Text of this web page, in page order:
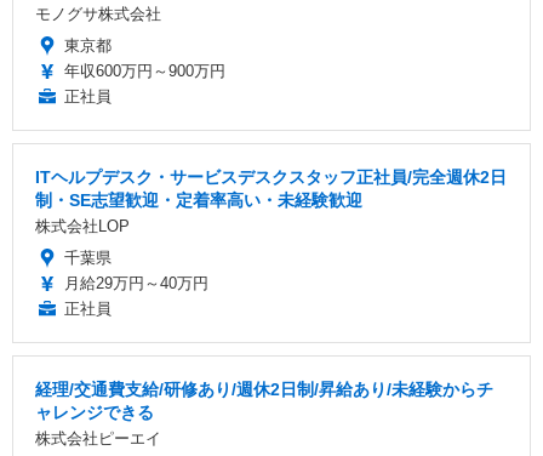
モノグサ株式会社
東京都
年収600万円～900万円
正社員
ITヘルプデスク・サービスデスクスタッフ正社員/完全週休2日
制・SE志望歓迎・定着率高い・未経験歓迎
株式会社LOP
千葉県
月給29万円～40万円
正社員
経理/交通費支給/研修あり/週休2日制/昇給あり/未経験からチ
ャレンジできる
株式会社ピーエイ